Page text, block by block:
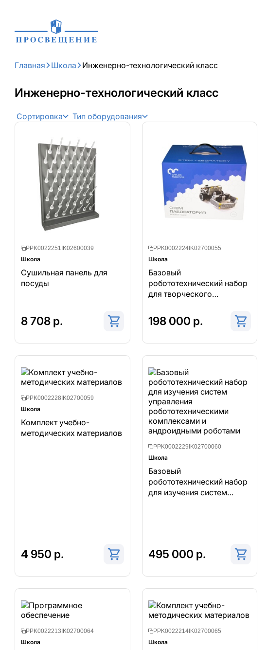
Главная Школа Инженерно-технологический класс
Инженерно-технологический класс
Сортировка Тип оборудования
PPK0022251IK02600039
Школа
Сушильная панель для
посуды
8 708 р.
PPK0002224IK02700055
Школа
Базовый
робототехнический набор
для творческого
соревновательной
деятельности
198 000 р.
PPK0002228IK02700059
Школа
Комплект учебно-
методических материалов
4 950 р.
PPK0002229IK02700060
Школа
Базовый
робототехнический набор
для изучения систем
495 000 р.
PPK0022213IK02700064
Школа
PPK0022214IK02700065
Школа